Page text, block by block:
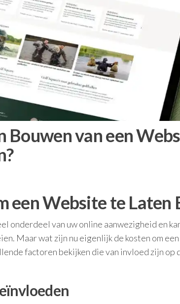
Bouwen van een
een Website te Laten
onderdeel van uw online aanwezigheid en
Maar wat zijn nu eigenlijk de kosten om
factoren bekijken die van invloed zijn op